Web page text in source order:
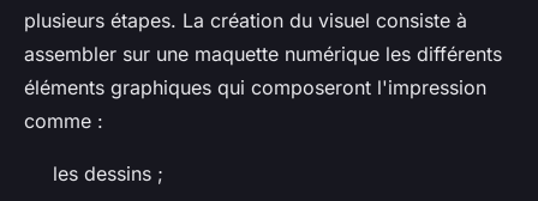
plusieurs étapes. La création du visuel consiste à
assembler sur une maquette numérique les différents
éléments graphiques qui composeront l'impression
comme :
les dessins ;